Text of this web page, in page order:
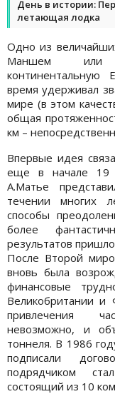
День в истории:
летающая лодка
Одно из
Маншем или
континентальную
время удерживал
мире (в этом
общая
км –
Впервые идея
еще в начале 19
А.Матье
течении многих
способы
более
результатов
После Второй
вновь была
финансовые
Великобритании
привлечения
невозможно, и
тоннеля. В 1986
подписали
подрядчиком
состоящий из 10